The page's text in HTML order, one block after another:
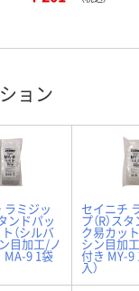
ョン
ラミジッ
ンドパッ
（シルバ
目加工/ノ
MA-9 1袋
セイニチ
プ（R）ス
ク易カット
シン目加
付き MY-9
入）